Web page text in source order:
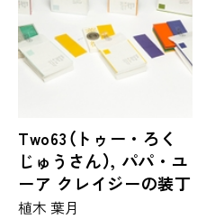
Two63（トゥー・ろく
じゅうさん）, パパ・ユ
ーア クレイジーの装丁
植木 葉月